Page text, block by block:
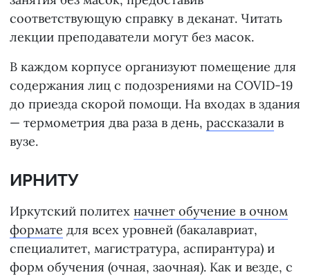
соответствующую справку в деканат. Читать
лекции преподаватели могут без масок.
В каждом корпусе организуют помещение для
содержания лиц с подозрениями на COVID-19
до приезда скорой помощи. На входах в здания
— термометрия два раза в день, рассказали в
вузе.
ИРНИТУ
Иркутский политех начнет обучение в очном
формате для всех уровней (бакалавриат,
специалитет, магистратура, аспирантура) и
форм обучения (очная, заочная). Как и везде, с